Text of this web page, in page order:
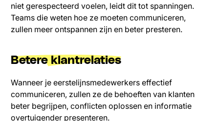
niet gerespecteerd voelen, leidt dit tot spanningen.
Teams die weten hoe ze moeten communiceren,
zullen meer ontspannen zijn en beter presteren.
Betere klantrelaties
Wanneer je eerstelijnsmedewerkers effectief
communiceren, zullen ze de behoeften van klanten
beter begrijpen, conflicten oplossen en informatie
overtuigender presenteren.